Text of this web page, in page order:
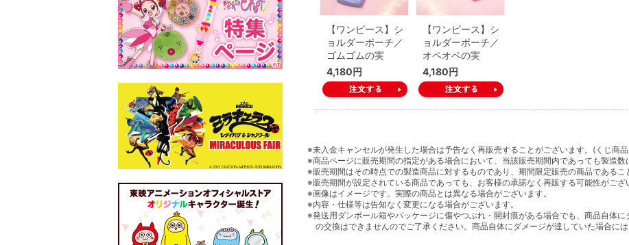
【ワンピース】シ
ョルダーポーチ／
ゴムゴムの実
4,180円
【ワンピース】シ
ョルダーポーチ／
オペオペの実
4,180円
※未入金キャンセルが発生した場合は予告なく再販売することがございます。(くじ商品
※商品ページに販売期間の指定がある場合において、当該販売期間内であっても製造数
※販売期間はその時点での製造商品に対するものであり、期間限定販売の商品であるこ
※販売期間が設定されている商品であっても、お客様の承諾なく再販する可能性がござ
※画像はイメージです。実際の商品とは異なる場合がございます。
※内容・仕様等は告知なく変更になる場合がございます。
※発送用ダンボール箱やパッケージに傷やつぶれ・開封痕がある場合でも、商品自体
の交換はできませんのでご了承ください。商品自体にダメージが達していた場合に